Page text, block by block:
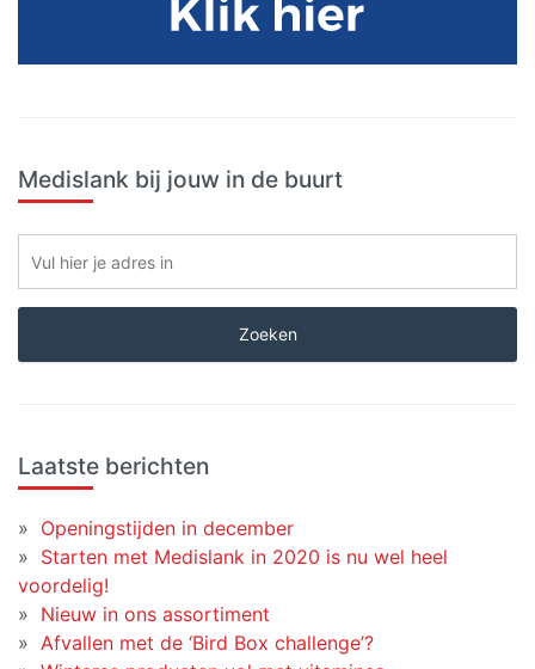
Medislank bij jouw in de buurt
Laatste berichten
Openingstijden in december
Starten met Medislank in 2020 is nu wel heel
voordelig!
Nieuw in ons assortiment
Afvallen met de ‘Bird Box challenge’?